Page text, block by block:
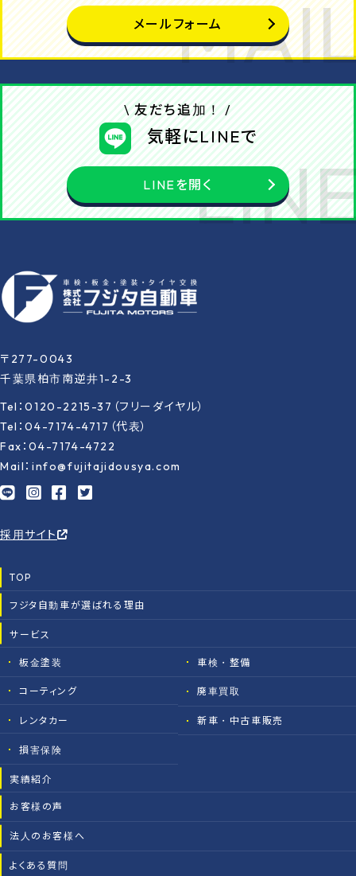
メールフォーム
\ 友だち追加！ /
気軽にLINEで
LINEを開く
〒277-0043
千葉県柏市南逆井1-2-3
Tel：0120-2215-37（フリーダイヤル）
Tel：04-7174-4717（代表）
Fax：04-7174-4722
Mail：info@fujitajidousya.com
採用サイト
TOP
フジタ自動車が選ばれる理由
サービス
板金塗装 車検・整備
コーティング 廃車買取
レンタカー 新車・中古車販売
損害保険
実績紹介
お客様の声
法人のお客様へ
よくある質問